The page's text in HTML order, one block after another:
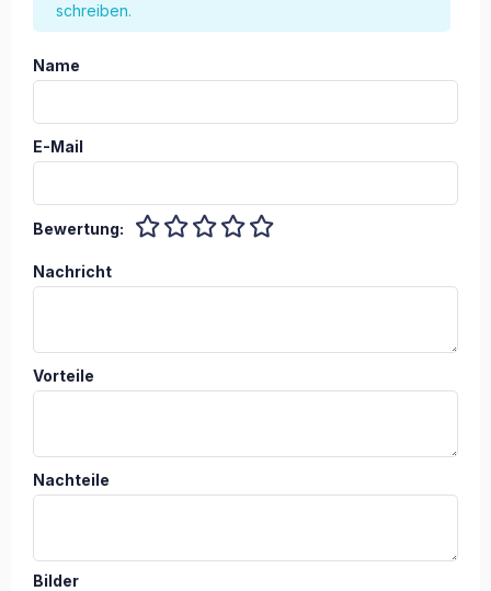
schreiben.
Name
E-Mail
Bewertung:
Nachricht
Vorteile
Nachteile
Bilder